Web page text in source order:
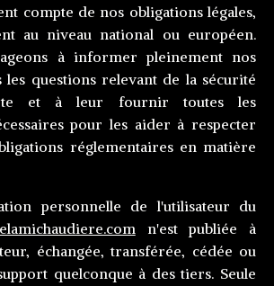
compte de nos obligations légales,
au niveau national ou européen.
à informer pleinement nos
les questions relevant de la sécurité
et à leur fournir toutes les
pour les aider à respecter
réglementaires en matière
personnelle de l'utilisateur du
n'est publiée à
échangée, transférée, cédée ou
quelconque à des tiers. Seule